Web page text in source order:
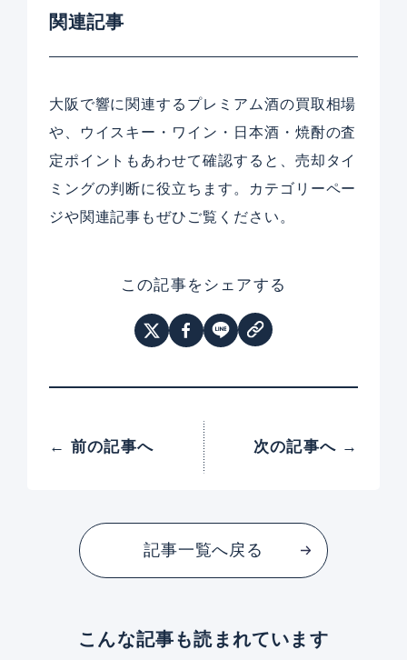
関連記事
大阪で響に関連するプレミアム酒の買取相場
や、ウイスキー・ワイン・日本酒・焼酎の査
定ポイントもあわせて確認すると、売却タイ
ミングの判断に役立ちます。カテゴリーペー
ジや関連記事もぜひご覧ください。
この記事をシェアする
← 前の記事へ 次の記事へ →
記事一覧へ戻る
こんな記事も読まれています